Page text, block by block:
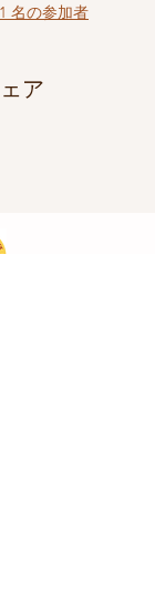
名の参加者
ア